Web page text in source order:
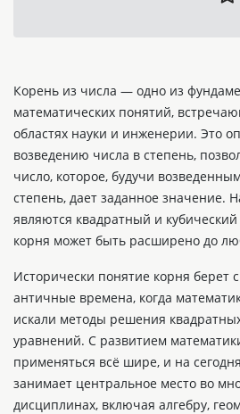
Корень из числа — одно из
математических понятий,
областях науки и инженерии. Это
возведению числа в степень,
число, которое, будучи
степень, дает заданное значение.
являются квадратный и
корня может быть расширено до
Исторически понятие корня берет
античные времена, когда
искали методы решения
уравнений. С развитием
применяться всё шире, и на
занимает центральное место во
дисциплинах, включая алгебру,